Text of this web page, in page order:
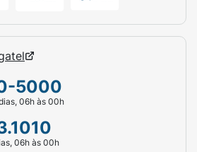
5000
06h às 00h
06h às 00h